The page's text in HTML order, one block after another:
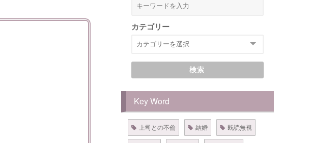
カテゴリー
検索
Key Word
上司との不倫 結婚 既読無視